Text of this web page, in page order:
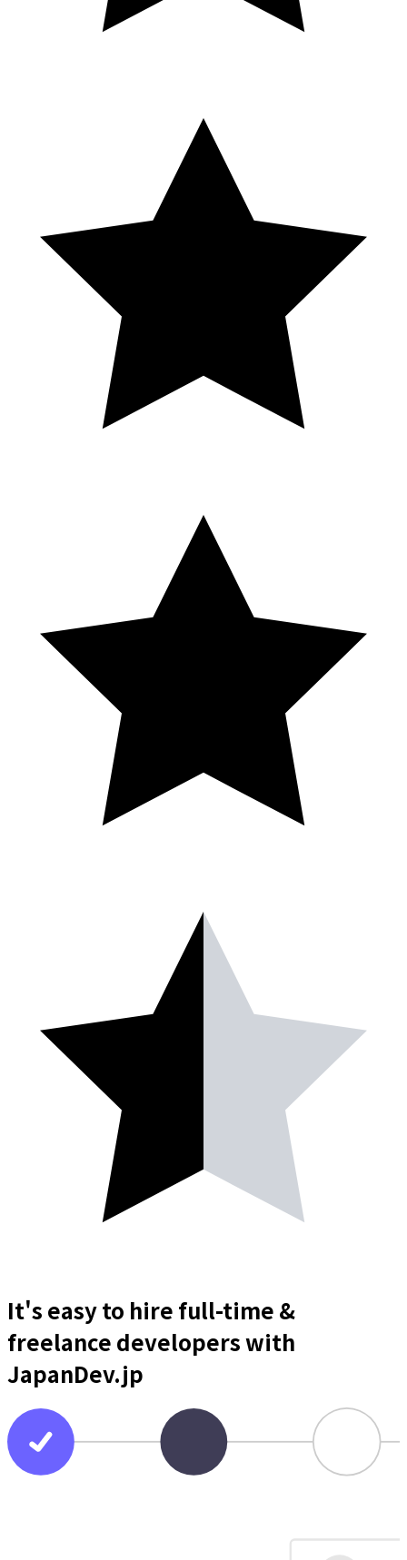
It's easy to hire full-time &
freelance developerswith
JapanDev.jp